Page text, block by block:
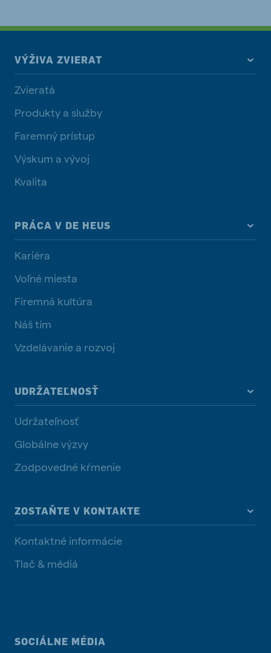
VÝŽIVA ZVIERAT
Zvieratá
Produkty a služby
Faremný prístup
Výskum a vývoj
Kvalita
PRÁCA V DE HEUS
Kariéra
Voľné miesta
Firemná kultúra
Náš tím
Vzdelávanie a rozvoj
UDRŽATEĽNOSŤ
Udržateľnosť
Globálne výzvy
Zodpovedné kŕmenie
ZOSTAŇTE V KONTAKTE
Kontaktné informácie
Tlač & médiá
SOCIÁLNE MÉDIA